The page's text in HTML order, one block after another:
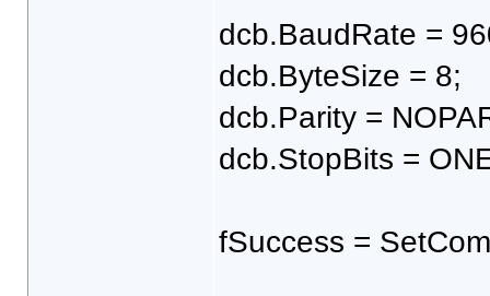
dcb.BaudRate =
dcb.ByteSize = 8;
dcb.Parity =
dcb.StopBits =
fSuccess =